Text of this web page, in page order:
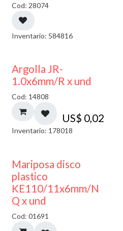
Cod: 28074
Inventario: 584816
Argolla JR-
1.0x6mm/R x und
Cod: 14808
US$ 0,02
Inventario: 178018
Mariposa disco
plastico
KE110/11x6mm/N
Q x und
Cod: 01691